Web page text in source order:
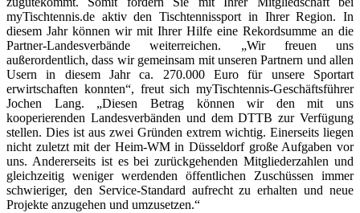
myTischtennis.de aktiv den Tischtennissport in Ihrer Region. In
diesem Jahr können wir mit Ihrer Hilfe eine Rekordsumme an die
Partner-Landesverbände weiterreichen. „Wir freuen uns
außerordentlich, dass wir gemeinsam mit unseren Partnern und allen
Usern in diesem Jahr ca. 270.000 Euro für unsere Sportart
erwirtschaften konnten“, freut sich myTischtennis-Geschäftsführer
Jochen Lang. „Diesen Betrag können wir den mit uns
kooperierenden Landesverbänden und dem DTTB zur Verfügung
stellen. Dies ist aus zwei Gründen extrem wichtig. Einerseits liegen
nicht zuletzt mit der Heim-WM in Düsseldorf große Aufgaben vor
uns. Andererseits ist es bei zurückgehenden Mitgliederzahlen und
gleichzeitig weniger werdenden öffentlichen Zuschüssen immer
schwieriger, den Service-Standard aufrecht zu erhalten und neue
Projekte anzugehen und umzusetzen.“